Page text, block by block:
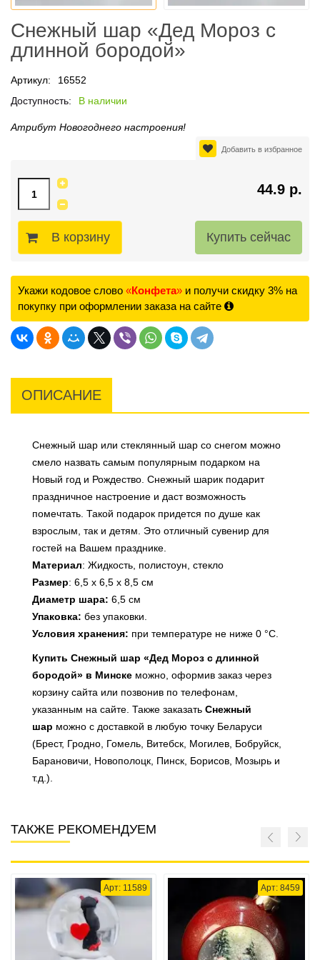
Снежный шар «Дед Мороз с
длинной бородой»
Артикул:
16552
Доступность:
В наличии
Атрибут Новогоднего настроения!
Добавить в избранное
44.9 р.
В корзину
Укажи кодовое слово «Конфета» и получи скидку 3% на
покупку при оформлении заказа на сайте
ОПИСАНИЕ
Снежный шар или стеклянный шар со снегом можно
смело назвать самым популярным подарком на
Новый год и Рождество. Снежный шарик подарит
праздничное настроение и даст возможность
помечтать. Такой подарок придется по душе как
взрослым, так и детям. Это отличный сувенир для
гостей на Вашем празднике.
Материал: Жидкость, полистоун, стекло
Размер: 6,5 х 6,5 х 8,5 см
Диаметр шара: 6,5 см
Упаковка: без упаковки.
Условия хранения: при температуре не ниже 0 °С.
Купить Снежный шар «Дед Мороз с длинной
бородой» в Минске можно, оформив заказ через
корзину сайта или позвонив по телефонам,
указанным на сайте. Также заказать Снежный
шар можно с доставкой в любую точку Беларуси
(Брест, Гродно, Гомель, Витебск, Могилев, Бобруйск,
Барановичи, Новополоцк, Пинск, Борисов, Мозырь и
т.д.).
ТАКЖЕ РЕКОМЕНДУЕМ
Арт: 11589 Арт: 8459